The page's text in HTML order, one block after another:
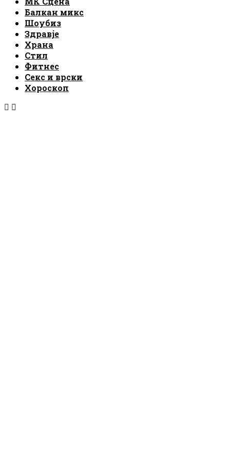
Балкан микс
Шоубиз
Здравје
Храна
Стил
Фитнес
Секс и врски
Хороскоп